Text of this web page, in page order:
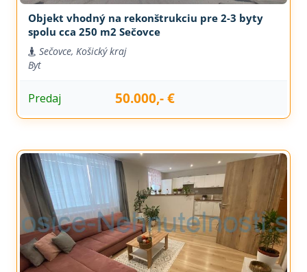
Objekt vhodný na rekonštrukciu pre 2-3 byty
spolu cca 250 m2 Sečovce
Sečovce, Košický kraj
Byt
Predaj 50.000,- €